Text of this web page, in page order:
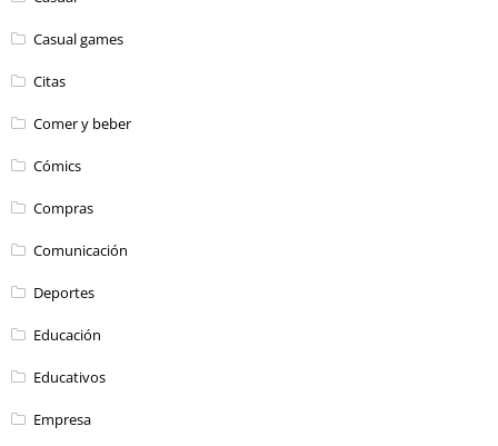
Casual games
Citas
Comer y beber
Cómics
Compras
Comunicación
Deportes
Educación
Educativos
Empresa